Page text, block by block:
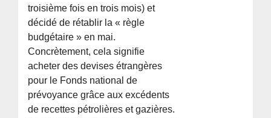
troisième fois en trois mois) et
décidé de rétablir la « règle
budgétaire » en mai.
Concrètement, cela signifie
acheter des devises étrangères
pour le Fonds national de
prévoyance grâce aux excédents
de recettes pétrolières et gazières.